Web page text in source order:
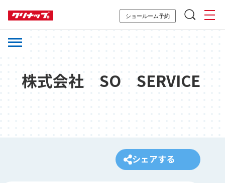
ショールーム予約
株式会社 SO SERVICE
シェアする